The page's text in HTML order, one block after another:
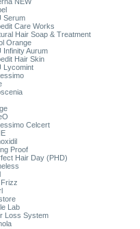
Serum
Care Works
Hair Soap & Treatment
Orange
Infinity Aurum
Hair Skin
Lycomint
Celcert
Proof
Hair Day (PHD)
Lab
Loss System